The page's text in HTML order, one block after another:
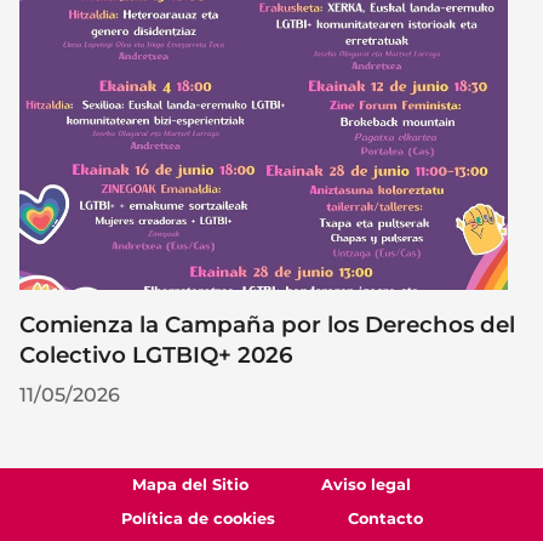
Comienza la Campaña por los Derechos del
Colectivo LGTBIQ+ 2026
11/05/2026
Mapa del Sitio
Aviso legal
Política de cookies
Contacto